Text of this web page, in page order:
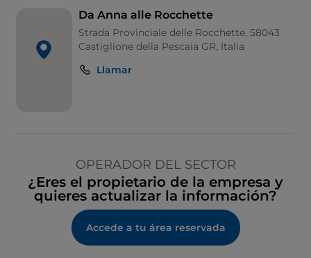
Da Anna alle Rocchette
Strada Provinciale delle Rocchette, 58043
Castiglione della Pescaia GR, Italia
Llamar
OPERADOR DEL SECTOR
¿Eres el propietario de la empresa y
quieres actualizar la información?
Accede a tu área reservada